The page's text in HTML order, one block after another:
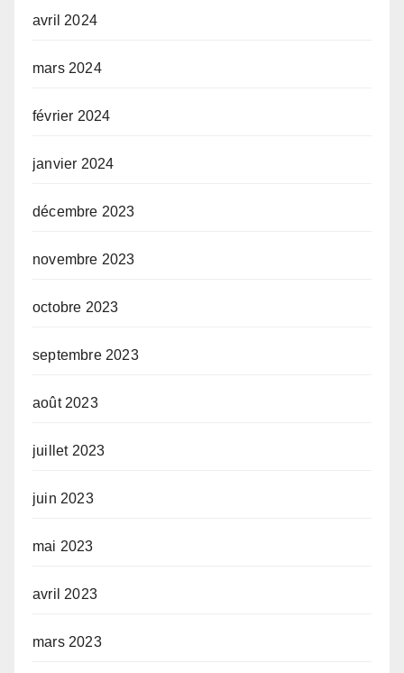
avril 2024
mars 2024
février 2024
janvier 2024
décembre 2023
novembre 2023
octobre 2023
septembre 2023
août 2023
juillet 2023
juin 2023
mai 2023
avril 2023
mars 2023